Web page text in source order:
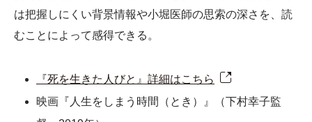
は把握しにくい背景情報や小堀医師の思索の深さを、読
むことによって感得できる。
『死を生きた人びと』詳細はこちら
映画『人生をしまう時間（とき）』（下村幸子監